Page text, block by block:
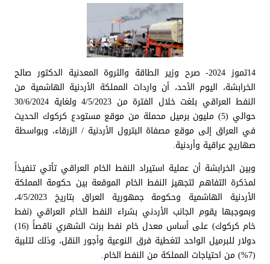
14تموز 2024- صرح وزير الطاقة والثروة المعدنية الدكتور صالح
الخرابشة، اليوم الأحد، أن واردات المملكة الأردنية الهاشمية من
النفط العراقي بلغت خلال الفترة من 4/5/2023 ولغاية 30/6/2024
حوالي (5) مليون برميل محملة من موقع مستودع كركوك الحديث
في العراق إلى موقع مصفاة البترول الأردنية / الزرقاء، وبواسطة
صهاريج عراقية وأردنية.
وبين الخرابشة أن عملية استيراد النفط الخام العراقي تأتي تنفيذاً
لمذكرة التفاهم لتجهيز النفط الخام الموقعة بين حكومة المملكة
الأردنية الهاشمية وحكومة جمهورية العراق بتاريخ 4/5/2023،
وبموجبها يقوم الجانب الأردني بشراء النفط الخام العراقي (نفط
خام كركوك) على أساس معدل خام نفط برنت الشهري ناقصاً (16)
دولار للبرميل الواحد لتغطية فرق النوعية وأجور النقل، وذلك لتلبية
(7%) من احتياجات المملكة من النفط الخام.